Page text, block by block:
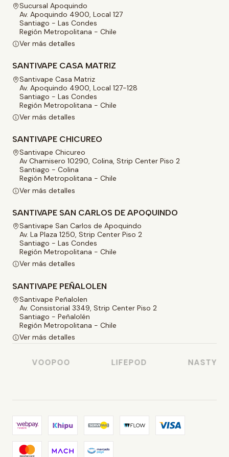
Sucursal Apoquindo
Av. Apoquindo 4900, Local 127
Santiago - Las Condes
Región Metropolitana - Chile
Ver más detalles
SANTIVAPE CASA MATRIZ
Santivape Casa Matriz
Av. Apoquindo 4900, Local 127-128
Santiago - Las Condes
Región Metropolitana - Chile
Ver más detalles
SANTIVAPE CHICUREO
Santivape Chicureo
Av Chamisero 10290, Colina, Strip Center Piso 2
Santiago - Colina
Región Metropolitana - Chile
Ver más detalles
SANTIVAPE SAN CARLOS DE APOQUINDO
Santivape San Carlos de Apoquindo
Av. La Plaza 1250, Strip Center Piso 2
Santiago - Las Condes
Región Metropolitana - Chile
Ver más detalles
SANTIVAPE PEÑALOLEN
Santivape Peñalolen
Av. Consistorial 3349, Strip Center Piso 2
Santiago - Peñalolén
Región Metropolitana - Chile
Ver más detalles
VOOPOO LIFEPOD NASTY